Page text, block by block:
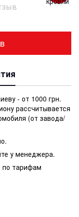
- от 1000 грн.
рассчитывается
(от завода/
у менеджера.
по тарифам